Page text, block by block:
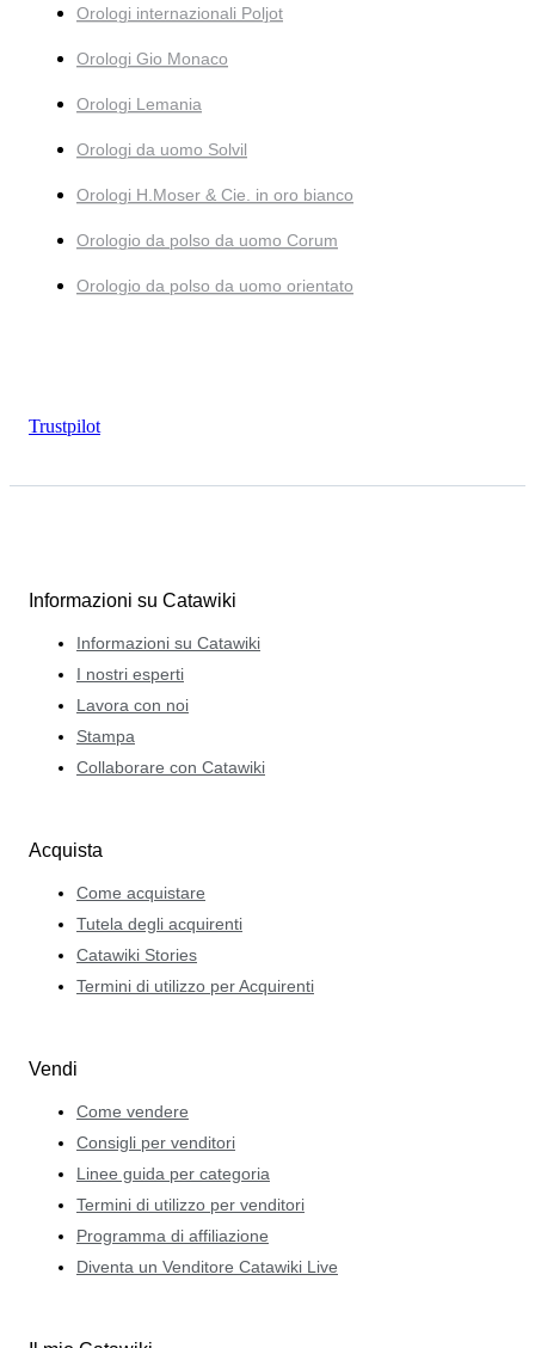
Orologi internazionali Poljot
Orologi Gio Monaco
Orologi Lemania
Orologi da uomo Solvil
Orologi H.Moser & Cie. in oro bianco
Orologio da polso da uomo Corum
Orologio da polso da uomo orientato
Trustpilot
Informazioni su Catawiki
Informazioni su Catawiki
I nostri esperti
Lavora con noi
Stampa
Collaborare con Catawiki
Acquista
Come acquistare
Tutela degli acquirenti
Catawiki Stories
Termini di utilizzo per Acquirenti
Vendi
Come vendere
Consigli per venditori
Linee guida per categoria
Termini di utilizzo per venditori
Programma di affiliazione
Diventa un Venditore Catawiki Live